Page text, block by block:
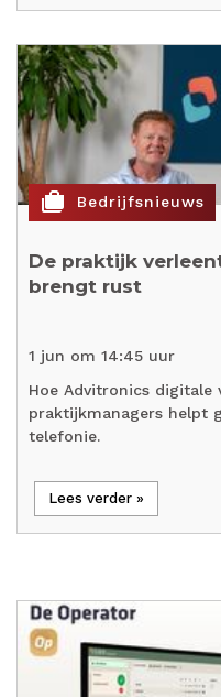
cases Bedrijfsnieuws
De praktijk
brengt rust
1 jun om 14:45 uur
Hoe Advitronics digitale
praktijkmanagers helpt
telefonie.
Lees verder »